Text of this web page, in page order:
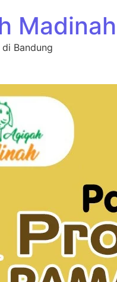
Madinah
Bandung